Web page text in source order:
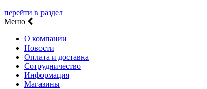
перейти в раздел
Меню
О компании
Новости
Оплата и доставка
Сотрудничество
Информация
Магазины